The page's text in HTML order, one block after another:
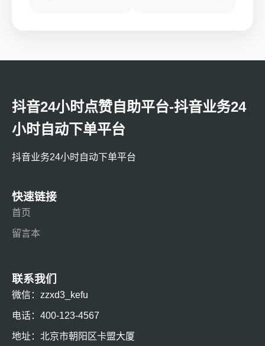
抖音24小时点赞自助平台-抖音业务24
小时自动下单平台
抖音业务24小时自动下单平台
快速链接
首页
留言本
联系我们
微信：zzxd3_kefu
电话：400-123-4567
地址：北京市朝阳区卡盟大厦